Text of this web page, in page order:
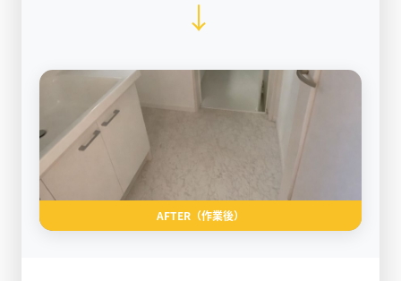
→
AFTER（作業後）